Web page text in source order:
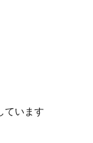
ています